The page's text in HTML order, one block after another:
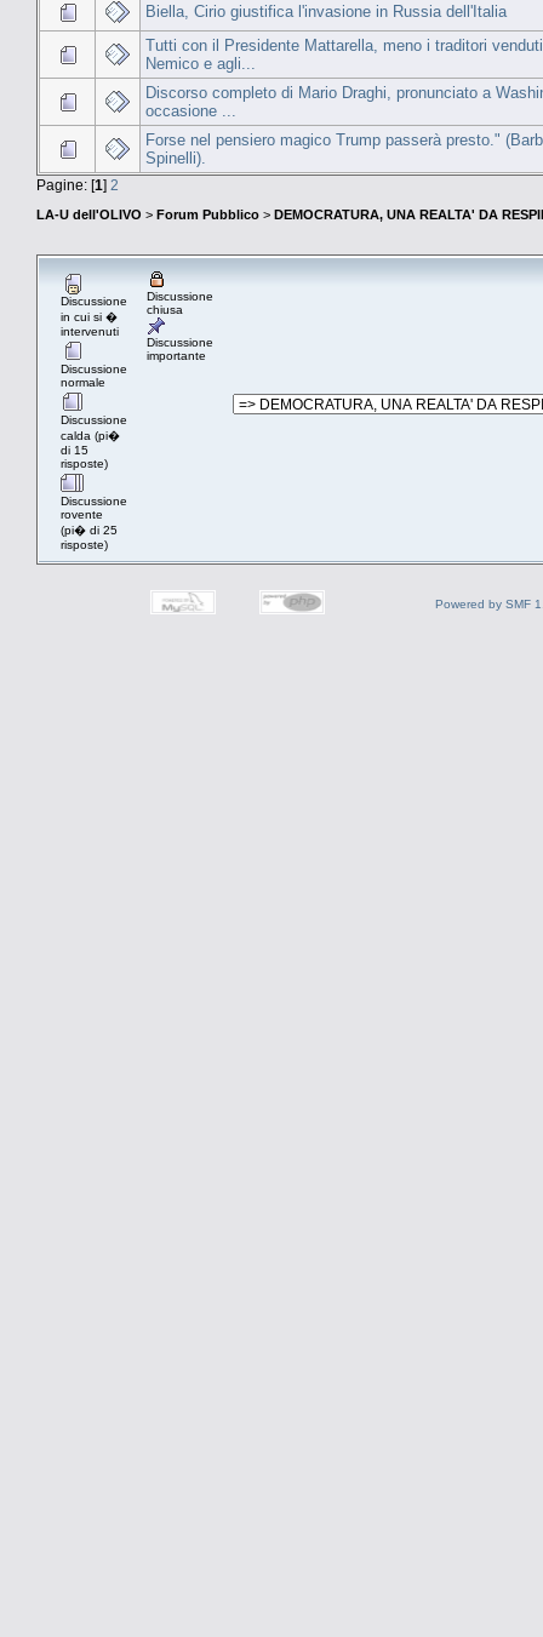
Biella, Cirio giustifica l'invasione in Russia dell'Italia
Tutti con il Presidente Mattarella, meno i traditori
Nemico e agli...
Discorso completo di Mario Draghi, pronunciato a
occasione ...
Forse nel pensiero magico Trump passerà presto."
Spinelli).
Pagine: [1] 2
LA-U dell'OLIVO > Forum Pubblico > DEMOCRATURA, UNA REALTA' DA
Discussione
in cui si �
intervenuti
Discussione
normale
Discussione
calda (pi�
di 15
risposte)
Discussione
rovente
(pi� di 25
risposte)
Discussione
chiusa
Discussione
importante
Powered by SMF